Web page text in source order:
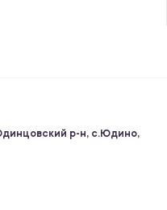
р-н, с.Юдино,